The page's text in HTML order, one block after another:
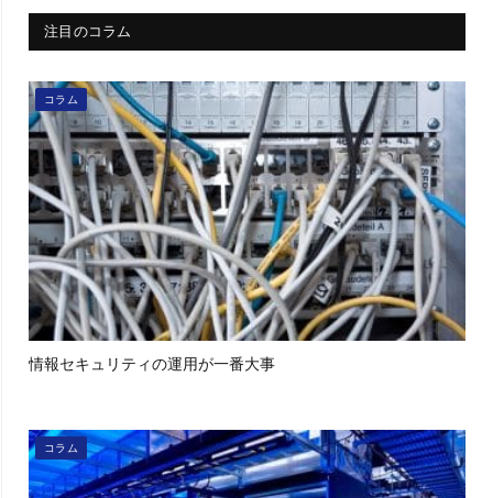
注目のコラム
コラム
情報セキュリティの運用が一番大事
コラム